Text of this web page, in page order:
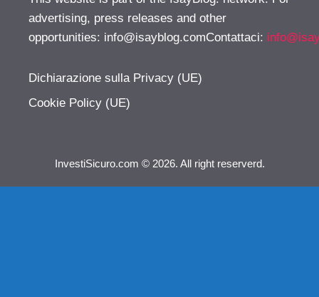
advertising, press releases and other
opportunities: info@isayblog.comContattaci:
Dichiarazione sulla Privacy (UE)
Cookie Policy (UE)
InvestiSicuro.com © 2026. All right reserverd.